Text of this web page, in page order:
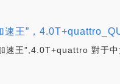
速王”，
速王”,4.0T+quattro 對于